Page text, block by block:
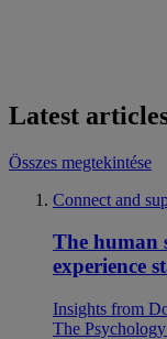
Latest
Összes megtekintése
Connect and
The human
experience
Insights from
The